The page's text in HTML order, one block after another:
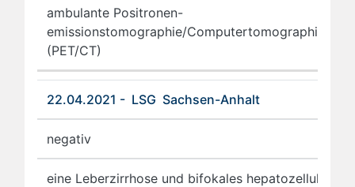
ambulante Positronen-
emissionstomographie/Computertomographie
(PET/CT)
22.04.2021 - LSG Sachsen-Anhalt
negativ
eine Leberzirrhose und bifokales hepatozelluläres